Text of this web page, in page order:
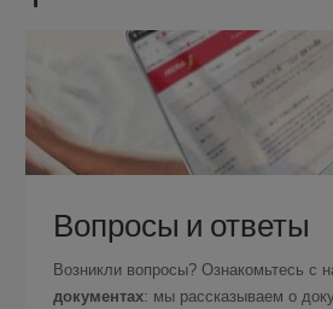
Вопросы и ответы
Возникли вопросы? Ознакомьтесь с
документах: мы рассказываем о